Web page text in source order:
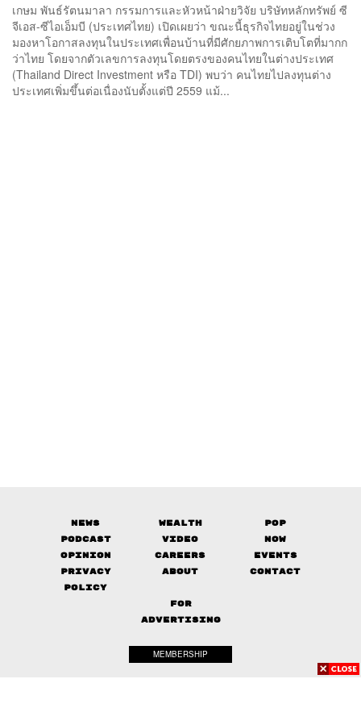
เกษม พันธ์รัตนมาลา กรรมการและหัวหน้าฝ่ายวิจัย บริษัทหลักทรัพย์ ซี
จีเอส-ซีไอเอ็มบี (ประเทศไทย) เปิดเผยว่า ขณะนี้ธุรกิจไทยอยู่ในช่วง
มองหาโอกาสลงทุนในประเทศเพื่อนบ้านที่มีศักยภาพการเติบโตที่มากก
ว่าไทย โดยจากตัวเลขการลงทุนโดยตรงของคนไทยในต่างประเทศ
(Thailand Direct Investment หรือ TDI) พบว่า คนไทยไปลงทุนต่าง
ประเทศเพิ่มขึ้นต่อเนื่องนับตั้งแต่ปี 2559 แม้...
News Wealth
Pop
Podcast
Video
Now
Opinion
Careers
Events
Privacy
Policy
About Contact
FOR
ADVERTISING
MEMBERSHIP